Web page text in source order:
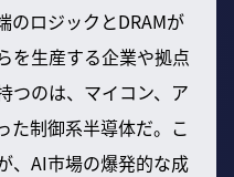
のロジックとDRAMが
を生産する企業や拠点
つのは、マイコン、ア
た制御系半導体だ。こ
、AI市場の爆発的な成